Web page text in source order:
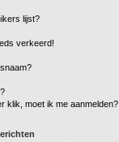
lijst?
verkeerd!
klik, moet ik me aanmelden?